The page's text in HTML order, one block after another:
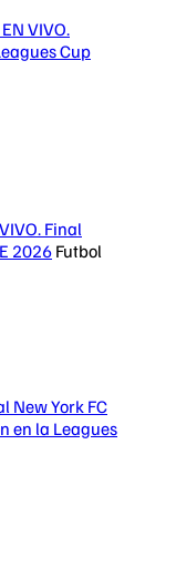
VIVO.
Cup
Final
2026Futbol
New York FC
en la Leagues